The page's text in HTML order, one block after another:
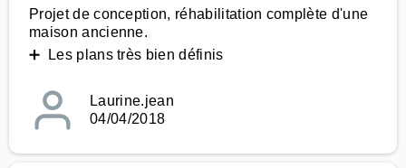
Projet de conception, réhabilitation complète d'une
maison ancienne.
➕ Les plans très bien définis
Laurine.jean
04/04/2018